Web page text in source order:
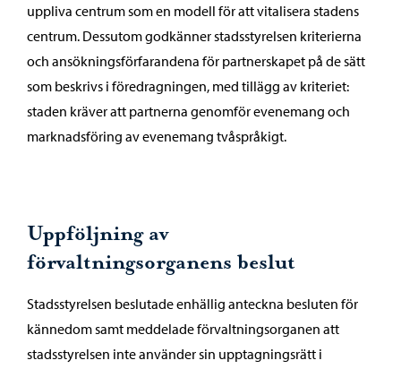
uppliva centrum som en modell för att vitalisera stadens
centrum. Dessutom godkänner stadsstyrelsen kriterierna
och ansökningsförfarandena för partnerskapet på de sätt
som beskrivs i föredragningen, med tillägg av kriteriet:
staden kräver att partnerna genomför evenemang och
marknadsföring av evenemang tvåspråkigt.
Uppföljning av
förvaltningsorganens beslut
Stadsstyrelsen beslutade enhällig anteckna besluten för
kännedom samt meddelade förvaltningsorganen att
stadsstyrelsen inte använder sin upptagningsrätt i